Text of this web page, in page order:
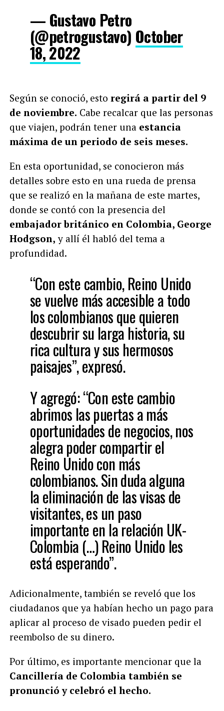
— Gustavo Petro
(@petrogustavo) October
18, 2022
Según se conoció, esto regirá a partir del 9
de noviembre. Cabe recalcar que las personas
que viajen, podrán tener una estancia
máxima de un periodo de seis meses.
En esta oportunidad, se conocieron más
detalles sobre esto en una rueda de prensa
que se realizó en la mañana de este martes,
donde se contó con la presencia del
embajador británico en Colombia, George
Hodgson, y allí él habló del tema a
profundidad.
“Con este cambio, Reino Unido
se vuelve más accesible a todo
los colombianos que quieren
descubrir su larga historia, su
rica cultura y sus hermosos
paisajes”, expresó.
Y agregó: “Con este cambio
abrimos las puertas a más
oportunidades de negocios, nos
alegra poder compartir el
Reino Unido con más
colombianos. Sin duda alguna
la eliminación de las visas de
visitantes, es un paso
importante en la relación UK-
Colombia (…) Reino Unido les
está esperando”.
Adicionalmente, también se reveló que los
ciudadanos que ya habían hecho un pago para
aplicar al proceso de visado pueden pedir el
reembolso de su dinero.
Por último, es importante mencionar que la
Cancillería de Colombia también se
pronunció y celebró el hecho.